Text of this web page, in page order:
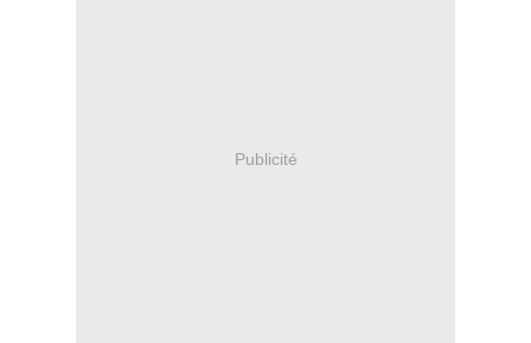
Publicité